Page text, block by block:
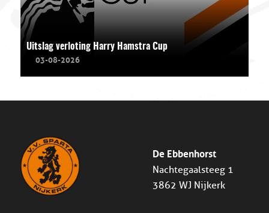
Uitslag verloting Harry Hamstra Cup
03-08-2026
De Ebbenhorst
Nachtegaalsteeg 1
3862 WJ Nijkerk